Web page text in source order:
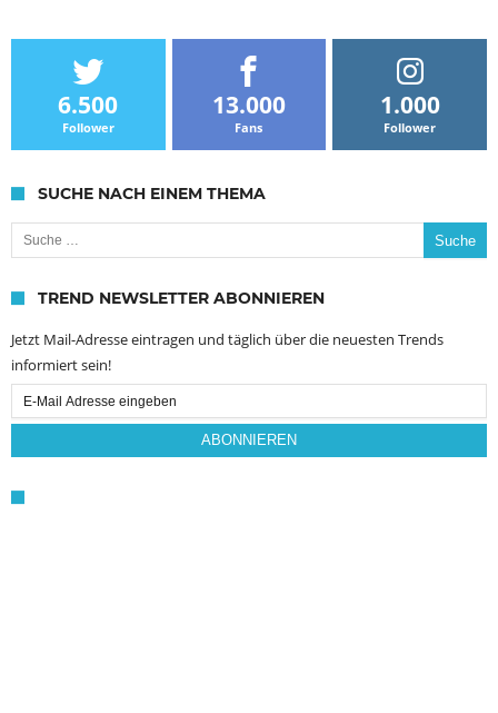
6.500
Follower
13.000
Fans
1.000
Follower
SUCHE NACH EINEM THEMA
Suche nach:
TREND NEWSLETTER ABONNIEREN
Jetzt Mail-Adresse eintragen und täglich über die neuesten Trends
informiert sein!
Email
Subscription
ABONNIEREN